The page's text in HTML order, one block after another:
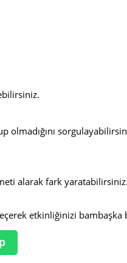
olmadığını
alarak fark
etkinliğinizi bambaşka